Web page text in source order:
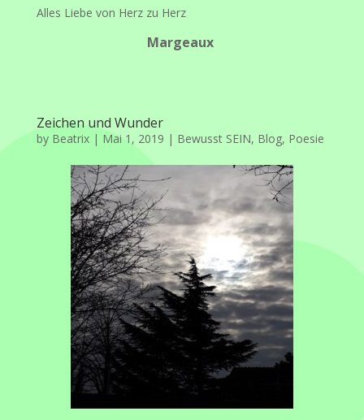
Alles Liebe von Herz zu Herz
Margeaux
Zeichen und Wunder
by Beatrix| Mai 1, 2019 | Bewusst SEIN, Blog, Poesie